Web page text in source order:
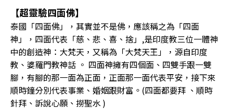
【超靈驗四面佛】
泰國「四面佛」，其實並不是佛，應該稱之為「四面
神」，四面代表「慈、悲、喜、捨」,是印度教三位一體神
中的創造神：大梵天，又稱為「大梵天王」，源自印度
教、婆羅門教神話 。 四面神擁有四個面、四雙手跟一雙
腳，有腳的那一面為正面，正面那一面代表平安，接下來
順時鐘分別代表事業、婚姻跟財富。(四面都要拜 、順時
針拜、訴說心願、撈聖水 )